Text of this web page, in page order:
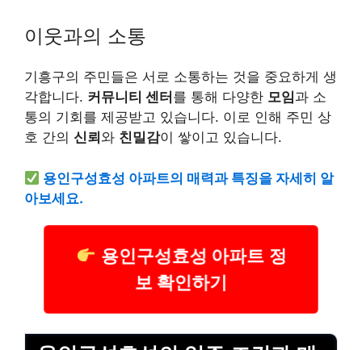
이웃과의 소통
기흥구의 주민들은 서로 소통하는 것을 중요하게 생
각합니다. 커뮤니티 센터 를 통해 다양한 모임과 소
통의 기회를 제공받고 있습니다. 이로 인해 주민 상
호 간의 신뢰 와 친밀감이 쌓이고 있습니다.
용인구성효성 아파트의 매력과 특징을 자세히 알
아보세요.
용인구성효성 아파트 정
보 확인하기